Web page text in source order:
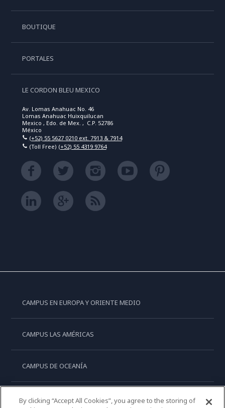
BOUTIQUE
PORTALES
LE CORDON BLEU MEXICO
Av. Lomas Anahuac No. 46
Lomas Anahuac Huixquilucan
Mexico , Edo. de Mex. , C.P. 52786
México
(+52) 55 5627 0210 ext. 7913 & 7914
(Toll Free) (+52) 55 4319 9764
CAMPUS EN EUROPA Y ORIENTE MEDIO
CAMPUS LAS AMÉRICAS
CAMPUS DE OCEANÍA
CAMPUS DE ASIA
By clicking “Accept All Cookies”, you agree to the storing of